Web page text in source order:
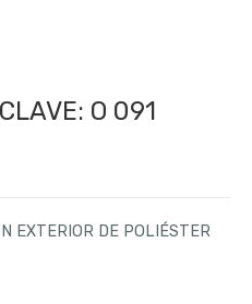
O 091
EXTERIOR DE POLIÉSTER